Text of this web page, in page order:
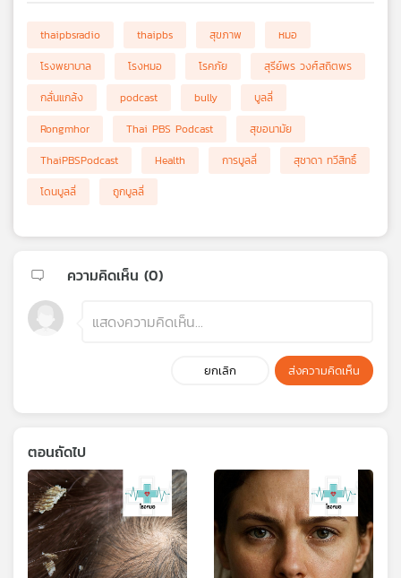
thaipbsradio thaipbs สุขภาพ
หมอ
โรงพยาบาล
โรงหมอ โรคภัย
สุรีย์พร วงศ์สถิตพร
กลั่นแกล้ง
podcast bully
บูลลี่
Rongmhor
Thai PBS Podcast
สุขอนามัย
ThaiPBSPodcast
Health การบูลลี่
สุชาดา ทวีสิทธิ์
โดนบูลลี่
ถูกบูลลี่
ความคิดเห็น (0)
ยกเลิก ส่งความคิดเห็น
ตอนถัดไป